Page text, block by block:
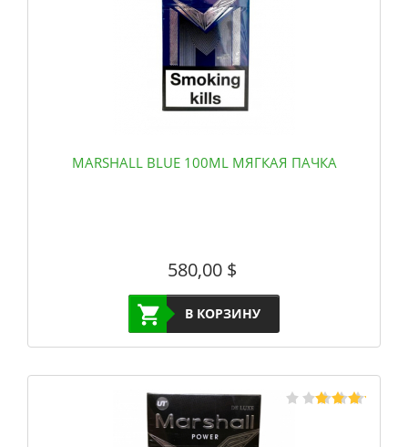
MARSHALL BLUE 100ML МЯГКАЯ ПАЧКА
580,00$
В КОРЗИНУ